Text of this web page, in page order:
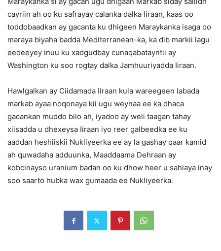
cayriin ah oo ku safrayay calanka dalka Iiraan, kaas oo
toddobaadkan ay gacanta ku dhigeen Maraykanka isaga oo
maraya biyaha badda Mediterranean-ka, ka dib markii lagu
eedeeyey inuu ku xadgudbay cunaqabatayntii ay
Washington ku soo rogtay dalka Jamhuuriyadda Iiraan.
Hawlgalkan ay Ciidamada Iiraan kula wareegeen labada
markab ayaa noqonaya kii ugu weynaa ee ka dhaca
gacankan muddo bilo ah, iyadoo ay weli taagan tahay
xiisadda u dhexeysa Iiraan iyo reer galbeedka ee ku
aaddan heshiiskii Nukliyeerka ee ay la gashay qaar kamid
ah quwadaha adduunka, Maaddaama Dehraan ay
kobcinayso uranium badan oo ku dhow heer u sahlaya inay
soo saarto hubka wax gumaada ee Nukliyeerka.